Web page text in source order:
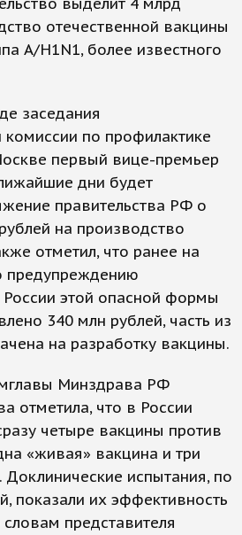
отечественной вакцины
A/H1N1, более известного
заседания
комиссии по профилактике
первый вице-премьер
дни будет
правительства РФ о
на производство
отметил, что ранее на
предупреждению
России этой опасной формы
340 млн рублей, часть из
на разработку вакцины.
Минздрава РФ
отметила, что в России
четыре вакцины против
«живая» вакцина и три
испытания, по
показали их эффективность
представителя